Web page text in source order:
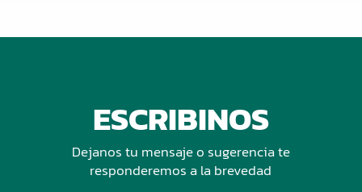
ESCRIBINOS
Dejanos tu mensaje o sugerencia te
responderemos a la brevedad